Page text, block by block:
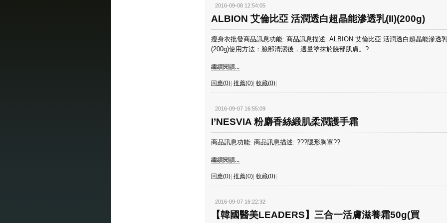
2016-09-08 12:54:05
ALBION 艾倫比亞 活潤透白超晶能滲透乳(II)(200g)
瘦身衣批發商品訊息功能: 商品訊息描述: ALBION 艾倫比亞 活潤透白超晶能滲透
(200g)使用方法：臉部清潔後，適量塗抹於臉部肌膚。? ...
繼續閱讀...
回應(0) 推薦(0) 收藏(0)
2016-09-07 16:55:09
I’NESVIA 粉麝香絲緞肌柔潤護手霜
商品訊息功能: 商品訊息描述: ???隱形胸罩??
繼續閱讀...
回應(0) 推薦(0) 收藏(0)
2016-09-07 16:22:32
【韓國醫美LEADERS】三合一活膚滋養霜50g(買